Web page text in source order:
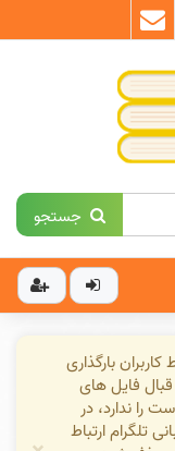
جستجو
بارگذاری
فایل های
را ندارد، در
تلگرام ارتباط